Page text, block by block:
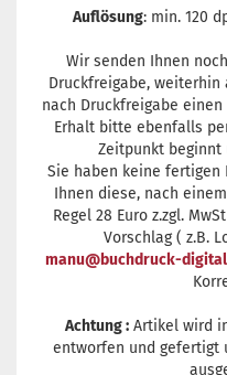
Auflösung: min. 120
Wir senden Ihnen
Druckfreigabe, weiterhin
nach Druckfreigabe
Erhalt bitte ebenfalls
Zeitpunkt beginnt
Sie haben keine fertigen
Ihnen diese, nach
Regel 28 Euro z.zgl.
Vorschlag ( z.B.
manu@buchdruck-
Achtung : Artikel wird
entworfen und gefertigt